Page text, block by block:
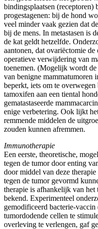
bindingsplaatsen (receptoren)
progestagenen: bij de hond
veel minder vaak gezien dat
bij de mens. In metastasen is
de kat geldt hetzelfde.
aantonen, dat ovariëctomie
operatieve verwijdering van
toenemen. (Mogelijk wordt
van benigne mammatumoren
beperkt, iets om te
tamoxifen aan een tiental
gematastaseerde
enige verbetering. Ook lijkt
remmende middelen de
zouden kunnen afremmen.
Immunotherapie
Een eerste, theoretische,
tegen de tumor door enting
door middel van deze
tegen de tumor gevormd
therapie is afhankelijk van
bekend. Experimenteel
gemodificeerd bacterie-
tumordodende cellen te
overleving te verlengen, gaf